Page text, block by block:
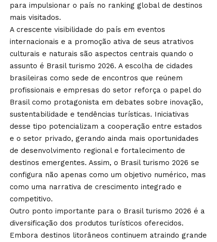
para impulsionar o país no ranking global de destinos
mais visitados.
A crescente visibilidade do país em eventos
internacionais e a promoção ativa de seus atrativos
culturais e naturais são aspectos centrais quando o
assunto é Brasil turismo 2026. A escolha de cidades
brasileiras como sede de encontros que reúnem
profissionais e empresas do setor reforça o papel do
Brasil como protagonista em debates sobre inovação,
sustentabilidade e tendências turísticas. Iniciativas
desse tipo potencializam a cooperação entre estados
e o setor privado, gerando ainda mais oportunidades
de desenvolvimento regional e fortalecimento de
destinos emergentes. Assim, o Brasil turismo 2026 se
configura não apenas como um objetivo numérico, mas
como uma narrativa de crescimento integrado e
competitivo.
Outro ponto importante para o Brasil turismo 2026 é a
diversificação dos produtos turísticos oferecidos.
Embora destinos litorâneos continuem atraindo grande